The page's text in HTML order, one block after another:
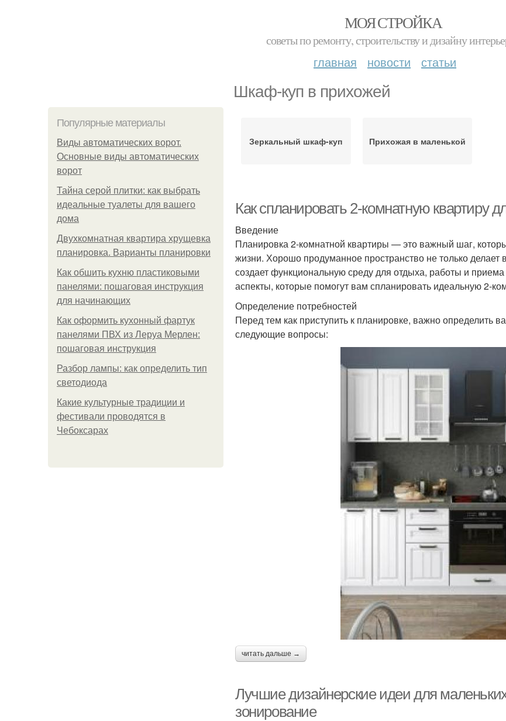
МОЯ СТРОЙКА
советы по ремонту, строительству и дизайну
главная новости статьи
Шкаф-куп в прихожей
Популярные материалы
Виды автоматических ворот.
Основные виды автоматических
ворот
Тайна серой плитки: как выбрать
идеальные туалеты для вашего
дома
Двухкомнатная квартира хрущевка
планировка. Варианты планировки
Как обшить кухню пластиковыми
панелями: пошаговая инструкция
для начинающих
Как оформить кухонный фартук
панелями ПВХ из Леруа Мерлен:
пошаговая инструкция
Разбор лампы: как определить тип
светодиода
Какие культурные традиции и
фестивали проводятся в
Чебоксарах
Зеркальный шкаф-куп Прихожая в маленькой
Как спланировать 2-комнатную квартиру
Введение
Планировка 2-комнатной квартиры — это важный шаг,
жизни. Хорошо продуманное пространство не только делает
создает функциональную среду для отдыха, работы и
аспекты, которые помогут вам спланировать идеальную 2-
Определение потребностей
Перед тем как приступить к планировке, важно определить
следующие вопросы:
читать дальше →
Лучшие дизайнерские идеи для
зонирование